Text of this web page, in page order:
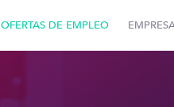
OFERTAS DE EMPLEO